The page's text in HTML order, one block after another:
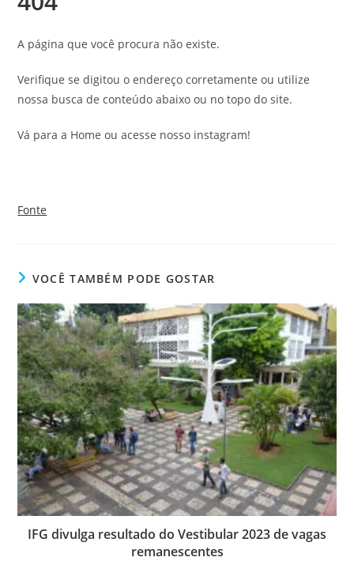
A página que você procura não existe.
Verifique se digitou o endereço corretamente ou utilize
nossa busca de conteúdo abaixo ou no topo do site.
Vá para a Home ou acesse nosso instagram!
Fonte
VOCÊ TAMBÉM PODE GOSTAR
IFG divulga resultado do Vestibular 2023 de vagas
remanescentes